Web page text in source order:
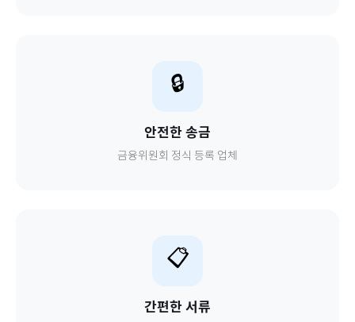
🔒
안전한 송금
금융위원회 정식 등록 업체
📋
간편한 서류